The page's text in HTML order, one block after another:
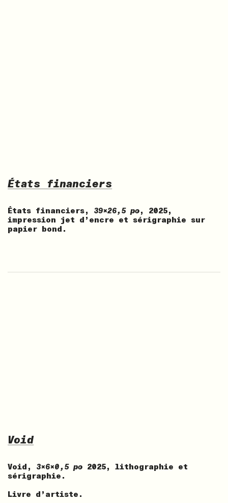
États financiers
États financiers, 39x26,5 po, 2025,
impression jet d’encre et sérigraphie sur
papier bond.
Void
Void, 3x6x0,5 po 2025, lithographie et
sérigraphie.
Livre d’artiste.